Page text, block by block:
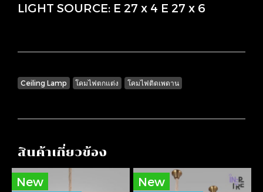
LIGHT SOURCE: E 27 x 4 E 27 x 6
Ceiling Lamp โคมไฟตกแต่ง โคมไฟติดเพดาน
สินค้าเกี่ยวข้อง
New
New